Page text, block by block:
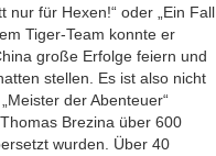
nur für Hexen!“ oder „Ein Fall
Tiger-Team konnte er
große Erfolge feiern und
stellen. Es ist also nicht
der Abenteuer“
Brezina über 600
wurden. Über 40